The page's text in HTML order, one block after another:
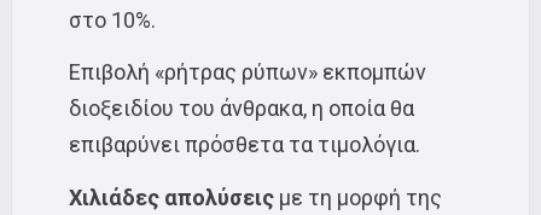
στο 10%.
Επιβολή «ρήτρας ρύπων» εκπομπών
διοξειδίου του άνθρακα, η οποία θα
επιβαρύνει πρόσθετα τα τιμολόγια.
Χιλιάδες απολύσεις με τη μορφή της